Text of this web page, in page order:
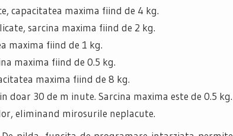
capacitatea maxima fiind de 4 kg.
sarcina maxima fiind de 2 kg.
maxima fiind de 1 kg.
maxima fiind de 0.5 kg.
maxima fiind de 8 kg.
doar 30 de m inute. Sarcina maxima este de 0.5 kg.
eliminand mirosurile neplacute.